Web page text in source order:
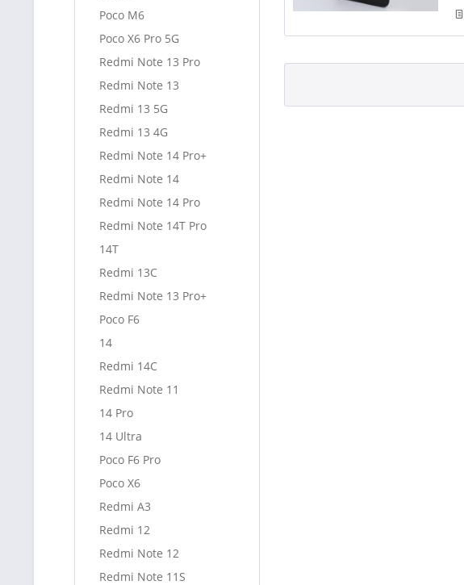
Poco M6
Poco X6 Pro 5G
Redmi Note 13 Pro
Redmi Note 13
Redmi 13 5G
Redmi 13 4G
Redmi Note 14 Pro+
Redmi Note 14
Redmi Note 14 Pro
Redmi Note 14T Pro
14T
Redmi 13C
Redmi Note 13 Pro+
Poco F6
14
Redmi 14C
Redmi Note 11
14 Pro
14 Ultra
Poco F6 Pro
Poco X6
Redmi A3
Redmi 12
Redmi Note 12
Redmi Note 11S